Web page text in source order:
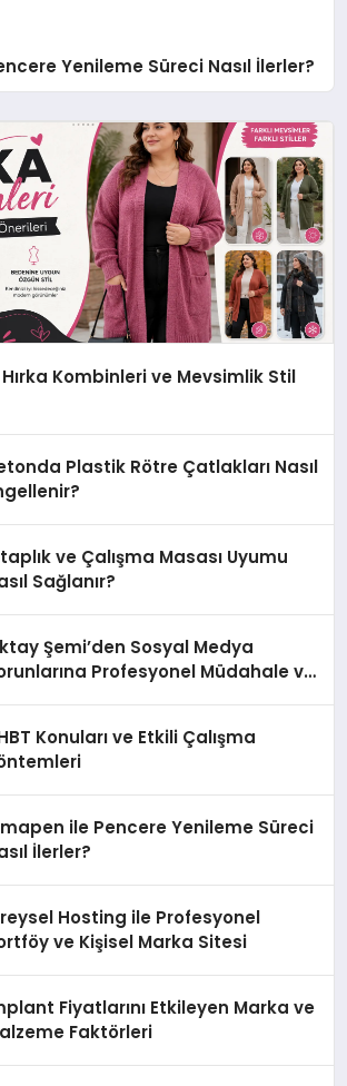
Yenileme Süreci Nasıl İlerler?
Kombinleri ve Mevsimlik Stil
Plastik Rötre Çatlakları Nasıl
ve Çalışma Masası Uyumu
Sağlanır?
Şemi’den Sosyal Medya
Profesyonel Müdahale ve
Konuları ve Etkili Çalışma
ile Pencere Yenileme Süreci
İlerler?
Hosting ile Profesyonel
ve Kişisel Marka Sitesi
Fiyatlarını Etkileyen Marka ve
Faktörleri